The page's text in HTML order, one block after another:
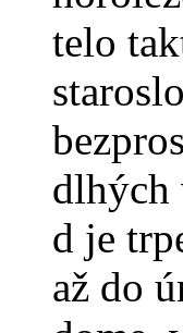
telo
dlhých
d je
až do